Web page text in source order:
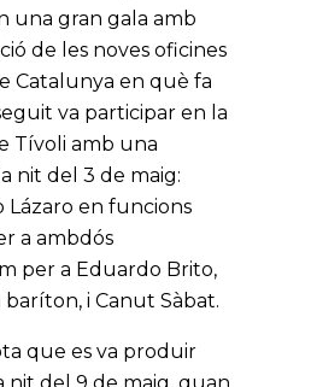
una gran gala amb
de les noves oficines
Catalunya en què fa
va participar en la
Tívoli amb una
nit del 3 de maig:
Lázaro en funcions
a ambdós
per a Eduardo Brito,
i Canut Sàbat.
que es va produir